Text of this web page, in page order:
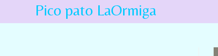
Pico pato LaOrmiga